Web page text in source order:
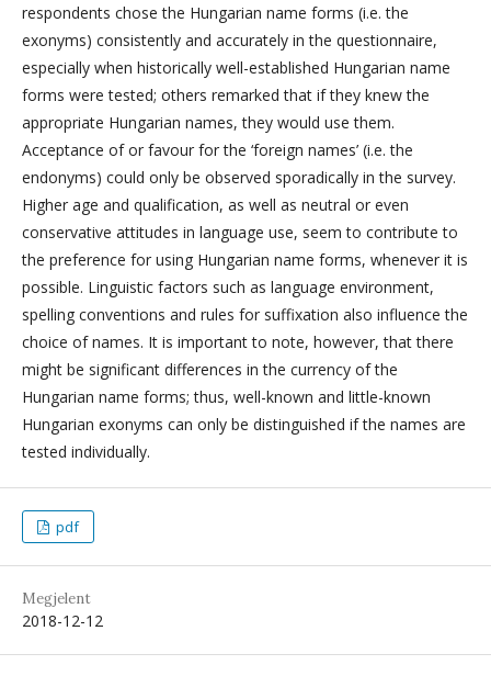
respondents chose the Hungarian name forms (i.e. the
exonyms) consistently and accurately in the questionnaire,
especially when historically well-established Hungarian name
forms were tested; others remarked that if they knew the
appropriate Hungarian names, they would use them.
Acceptance of or favour for the ‘foreign names’ (i.e. the
endonyms) could only be observed sporadically in the survey.
Higher age and qualification, as well as neutral or even
conservative attitudes in language use, seem to contribute to
the preference for using Hungarian name forms, whenever it is
possible. Linguistic factors such as language environment,
spelling conventions and rules for suffixation also influence the
choice of names. It is important to note, however, that there
might be significant differences in the currency of the
Hungarian name forms; thus, well-known and little-known
Hungarian exonyms can only be distinguished if the names are
tested individually.
pdf
Megjelent
2018-12-12